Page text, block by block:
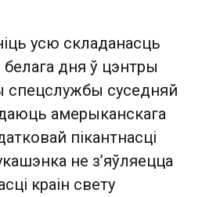
усю складанасць
белага дня ў цэнтры
спецслужбы суседняй
амерыканскага
пікантнасці
не з’яўляецца
краін свету